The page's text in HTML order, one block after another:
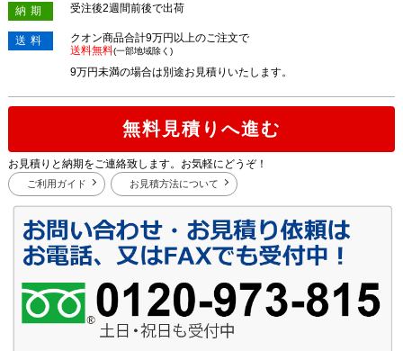
納期 受注後2週間前後で出荷
送料
クオン商品合計9万円以上のご注文で
送料無料(一部地域除く)
9万円未満の場合は別途お見積りいたします。
無料見積りへ進む
お見積りと納期をご連絡致します。お気軽にどうぞ！
ご利用ガイド お見積方法について